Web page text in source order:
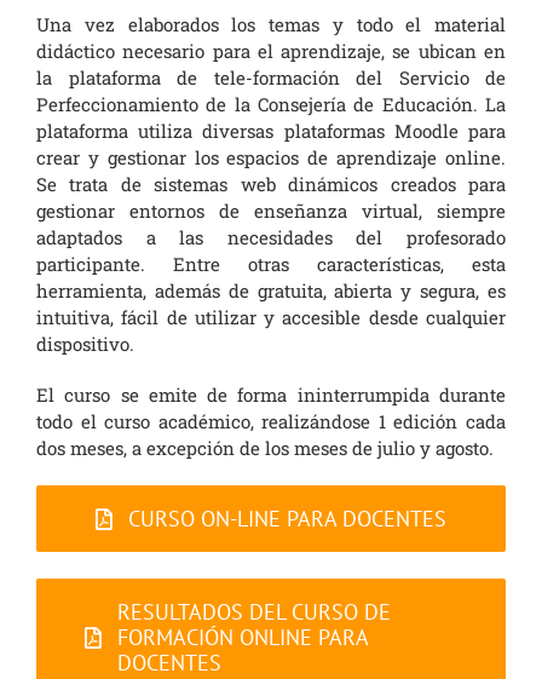
Una vez elaborados los temas y todo el material
didáctico necesario para el aprendizaje, se ubican en
la plataforma de tele-formación del Servicio de
Perfeccionamiento de la Consejería de Educación. La
plataforma utiliza diversas plataformas Moodle para
crear y gestionar los espacios de aprendizaje online.
Se trata de sistemas web dinámicos creados para
gestionar entornos de enseñanza virtual, siempre
adaptados a las necesidades del profesorado
participante. Entre otras características, esta
herramienta, además de gratuita, abierta y segura, es
intuitiva, fácil de utilizar y accesible desde cualquier
dispositivo.
El curso se emite de forma ininterrumpida durante
todo el curso académico, realizándose 1 edición cada
dos meses, a excepción de los meses de julio y agosto.
CURSO ON-LINE PARA DOCENTES
RESULTADOS DEL CURSO DE
FORMACIÓN ONLINE PARA
DOCENTES